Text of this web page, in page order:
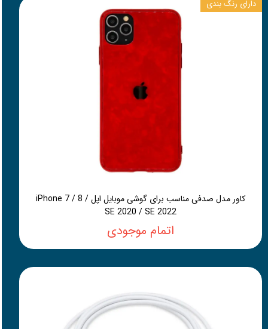
کاور مدل صدفی مناسب برای گوشی موبایل اپل iPhone 7 / 8 /
SE 2020 / SE 2022
اتمام موجودی
دارای رنگ بندی